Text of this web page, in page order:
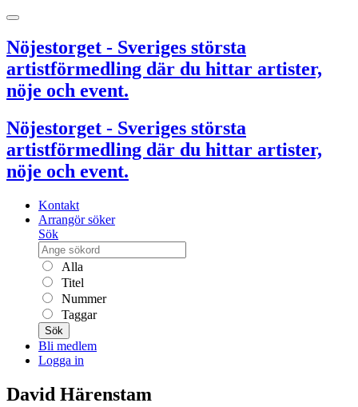
Nöjestorget - Sveriges största
artistförmedling där du hittar artister,
nöje och event.
Nöjestorget - Sveriges största
artistförmedling där du hittar artister,
nöje och event.
Kontakt
Arrangör söker
Sök
Alla
Titel
Nummer
Taggar
Sök
Bli medlem
Logga in
David Härenstam